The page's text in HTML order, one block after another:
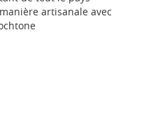
artisanale avec